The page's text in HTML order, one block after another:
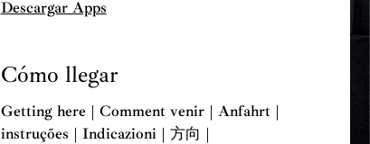
Descargar Apps
Cómo llegar
Getting here | Comment venir | Anfahrt |
instruções | Indicazioni | 方向 |